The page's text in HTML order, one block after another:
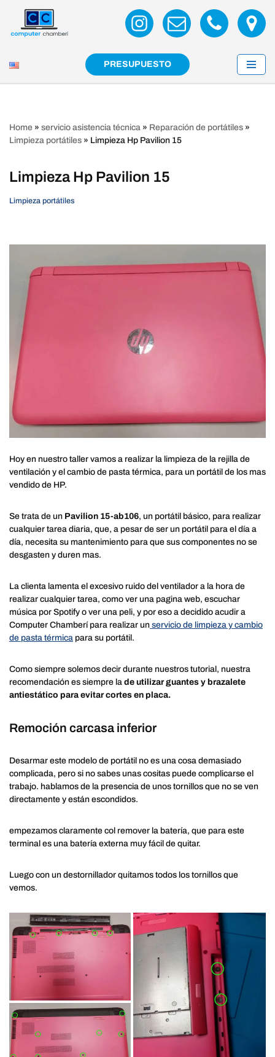
Saltar
PRESUPUESTO
Home » servicio asistencia técnica » Reparación de portátiles »
Limpieza portátiles » Limpieza Hp Pavilion 15
Limpieza Hp Pavilion 15
Limpieza portátiles
Hoy en nuestro taller vamos a realizar la limpieza de la rejilla de
ventilación y el cambio de pasta térmica, para un portátil de los mas
vendido de HP.
Se trata de un Pavilion 15-ab106, un portátil básico, para realizar
cualquier tarea diaria, que, a pesar de ser un portátil para el día a
día, necesita su mantenimiento para que sus componentes no se
desgasten y duren mas.
La clienta lamenta el excesivo ruido del ventilador a la hora de
realizar cualquier tarea, como ver una pagina web, escuchar
música por Spotify o ver una peli, y por eso a decidido acudir a
Computer Chamberí para realizar un servicio de limpieza y cambio
de pasta térmica para su portátil.
Como siempre solemos decir durante nuestros tutorial, nuestra
recomendación es siempre la de utilizar guantes y brazalete
antiestático para evitar cortes en placa.
Remoción carcasa inferior
Desarmar este modelo de portátil no es una cosa demasiado
complicada, pero si no sabes unas cositas puede complicarse el
trabajo. hablamos de la presencia de unos tornillos que no se ven
directamente y están escondidos.
empezamos claramente col remover la batería, que para este
terminal es una batería externa muy fácil de quitar.
Luego con un destornillador quitamos todos los tornillos que
vemos.